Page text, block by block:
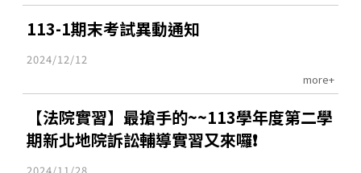
113-1期末考試異動通知
2024/12/12
more+
【法院實習】最搶手的~~113學年度第二學
期新北地院訴訟輔導實習又來囉❗️